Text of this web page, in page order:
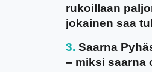
rukoillaan
jokainen saa
Saarna
– miksi saarna